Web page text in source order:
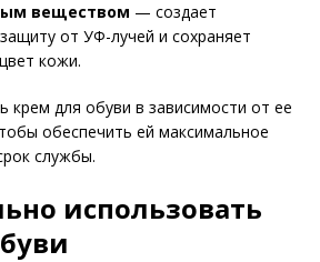
веществом — создает
от УФ-лучей и сохраняет
кожи.
крем для обуви в зависимости от ее
обеспечить ей максимальное
службы.
использовать